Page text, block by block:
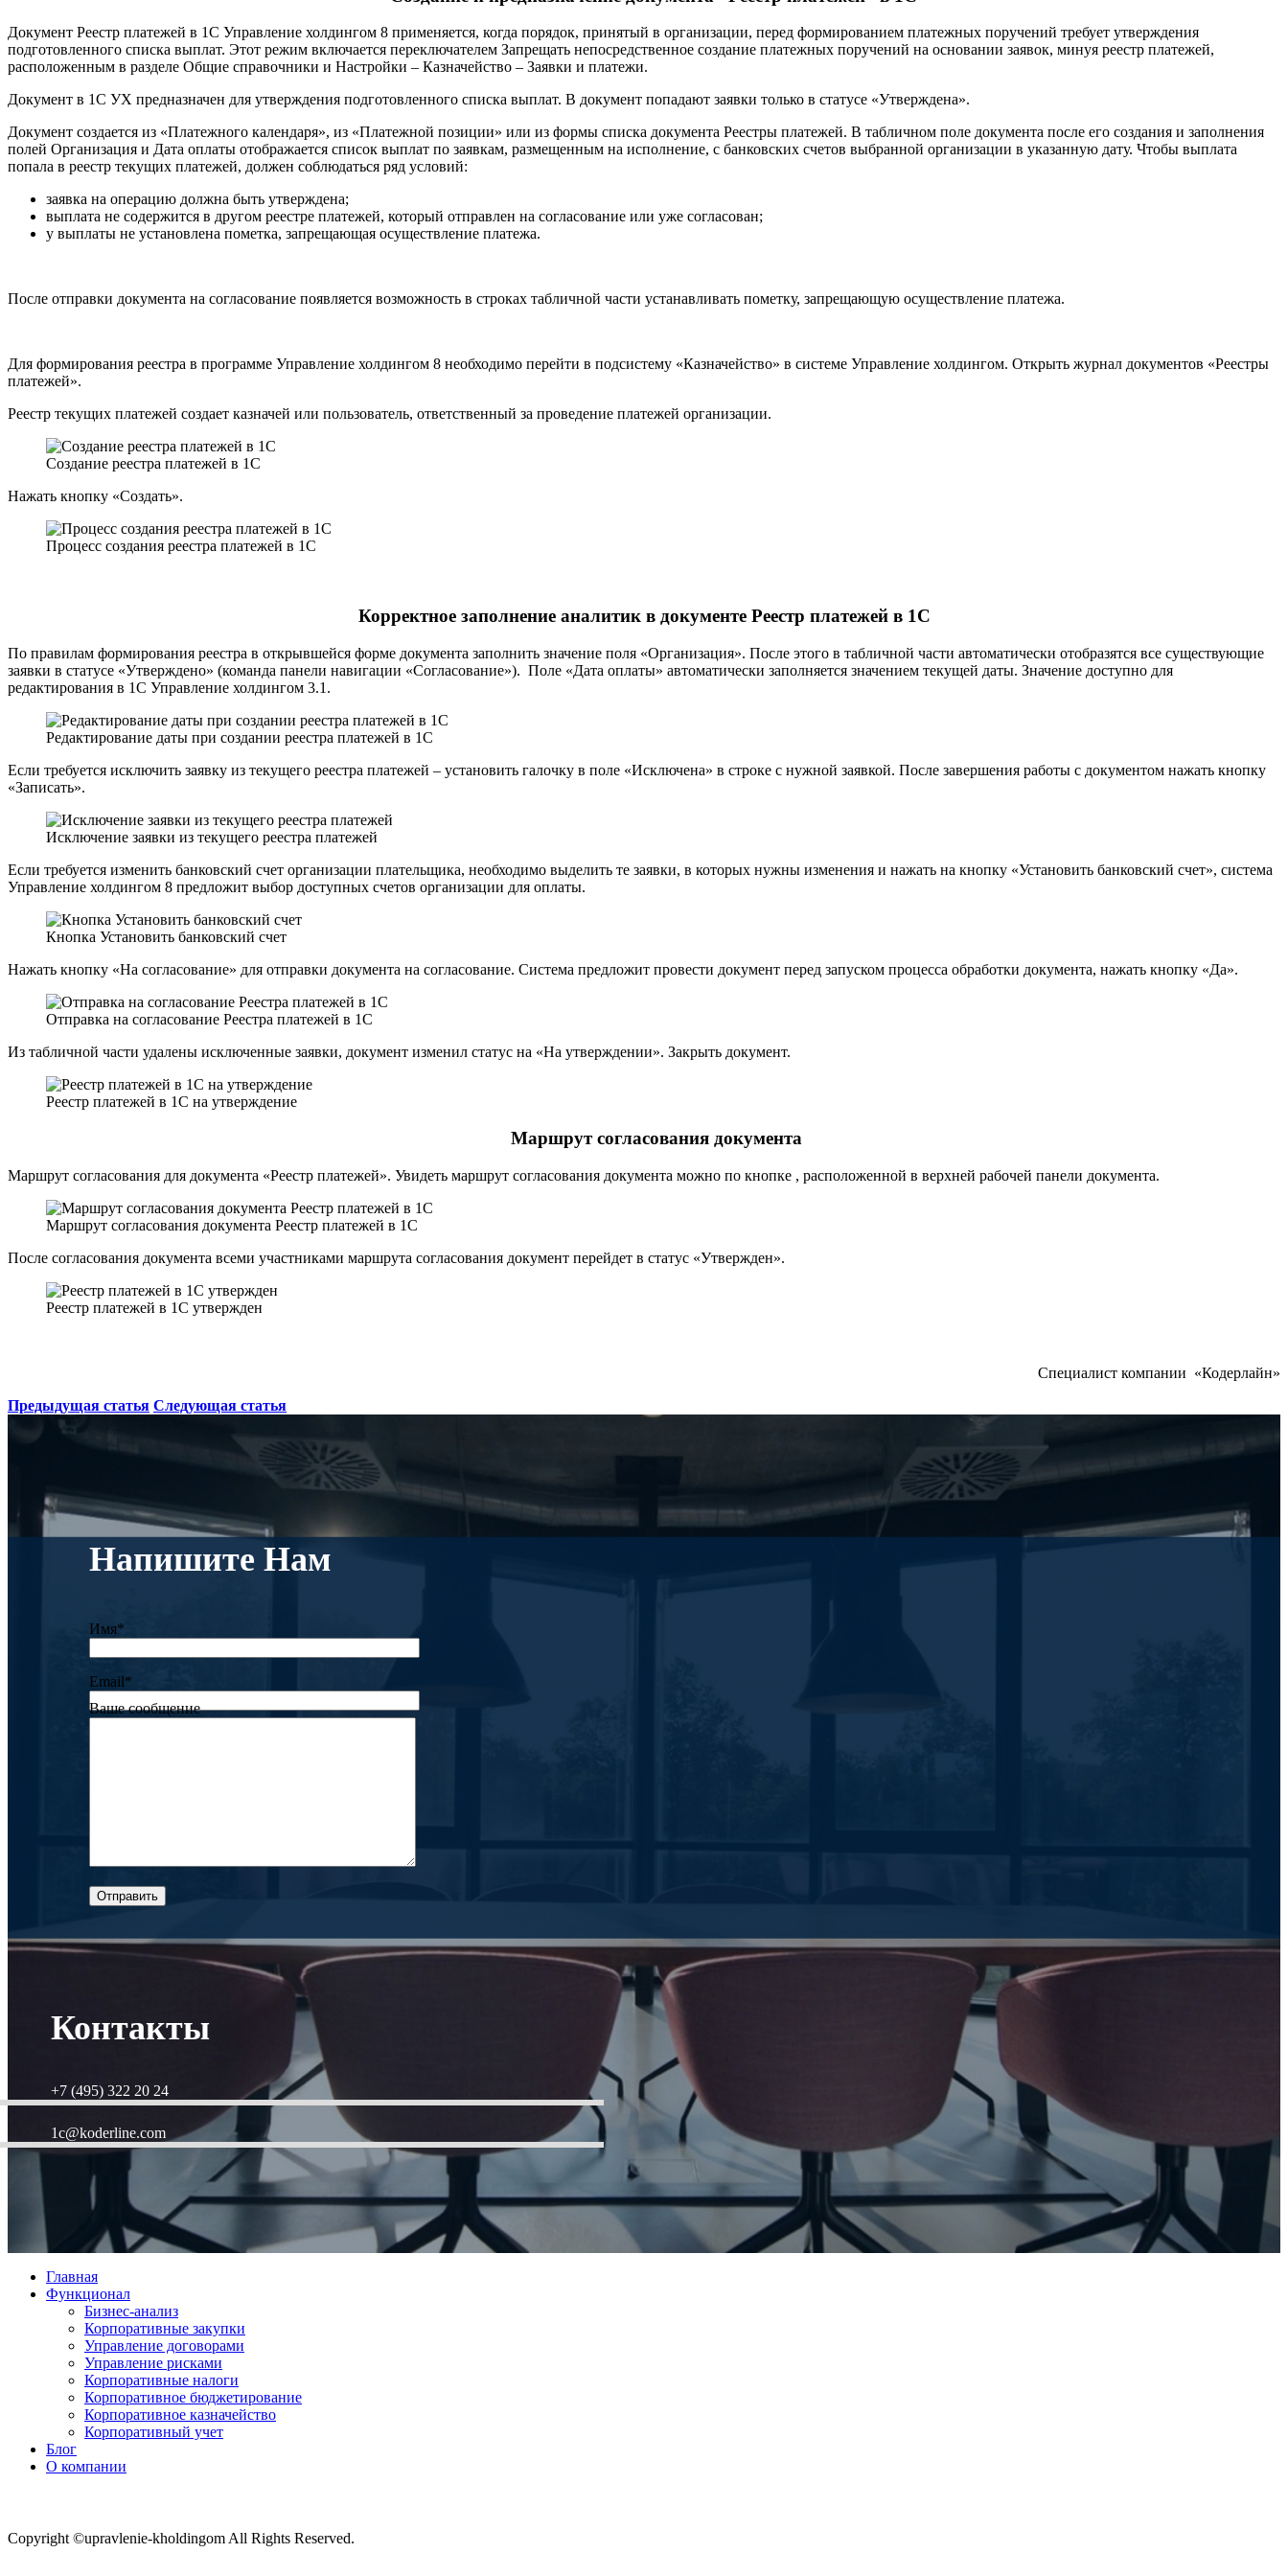
Документ Реестр платежей в 1С Управление холдингом 8 применяется, когда порядок, принятый в организации, перед формированием платежных поручений требует утверждения
подготовленного списка выплат. Этот режим включается переключателем Запрещать непосредственное создание платежных поручений на основании заявок, минуя реестр платежей,
расположенным в разделе Общие справочники и Настройки – Казначейство – Заявки и платежи.
Документ в 1С УХ предназначен для утверждения подготовленного списка выплат. В документ попадают заявки только в статусе «Утверждена».
Документ создается из «Платежного календаря», из «Платежной позиции» или из формы списка документа Реестры платежей. В табличном поле документа после его создания и заполнения
полей Организация и Дата оплаты отображается список выплат по заявкам, размещенным на исполнение, с банковских счетов выбранной организации в указанную дату. Чтобы выплата
попала в реестр текущих платежей, должен соблюдаться ряд условий:
заявка на операцию должна быть утверждена;
выплата не содержится в другом реестре платежей, который отправлен на согласование или уже согласован;
у выплаты не установлена пометка, запрещающая осуществление платежа.
После отправки документа на согласование появляется возможность в строках табличной части устанавливать пометку, запрещающую осуществление платежа.
Для формирования реестра в программе Управление холдингом 8 необходимо перейти в подсистему «Казначейство» в системе Управление холдингом. Открыть журнал документов «Реестры
платежей».
Реестр текущих платежей создает казначей или пользователь, ответственный за проведение платежей организации.
Создание реестра платежей в 1С
Нажать кнопку «Создать».
Процесс создания реестра платежей в 1С
Корректное заполнение аналитик в документе Реестр платежей в 1С
По правилам формирования реестра в открывшейся форме документа заполнить значение поля «Организация». После этого в табличной части автоматически отобразятся все существующие
заявки в статусе «Утверждено» (команда панели навигации «Согласование»). Поле «Дата оплаты» автоматически заполняется значением текущей даты. Значение доступно для
редактирования в 1С Управление холдингом 3.1.
Редактирование даты при создании реестра платежей в 1С
Если требуется исключить заявку из текущего реестра платежей – установить галочку в поле «Исключена» в строке с нужной заявкой. После завершения работы с документом нажать кнопку
«Записать».
Исключение заявки из текущего реестра платежей
Если требуется изменить банковский счет организации плательщика, необходимо выделить те заявки, в которых нужны изменения и нажать на кнопку «Установить банковский счет», система
Управление холдингом 8 предложит выбор доступных счетов организации для оплаты.
Кнопка Установить банковский счет
Нажать кнопку «На согласование» для отправки документа на согласование. Система предложит провести документ перед запуском процесса обработки документа, нажать кнопку «Да».
Отправка на согласование Реестра платежей в 1С
Из табличной части удалены исключенные заявки, документ изменил статус на «На утверждении». Закрыть документ.
Реестр платежей в 1С на утверждение
Маршрут согласования документа
Маршрут согласования для документа «Реестр платежей». Увидеть маршрут согласования документа можно по кнопке , расположенной в верхней рабочей панели документа.
Маршрут согласования документа Реестр платежей в 1С
После согласования документа всеми участниками маршрута согласования документ перейдет в статус «Утвержден».
Реестр платежей в 1С утвержден
Специалист компании «Кодерлайн»
Предыдущая статья Следующая статья
Напишите Нам
Имя*
Email*
Ваше сообщение
Контакты
+7 (495) 322 20 24
1c@koderline.com
Главная
Функционал
Бизнес-анализ
Корпоративные закупки
Управление договорами
Управление рисками
Корпоративные налоги
Корпоративное бюджетирование
Корпоративное казначейство
Корпоративный учет
Блог
О компании
Copyright ©upravlenie-kholdingom All Rights Reserved.